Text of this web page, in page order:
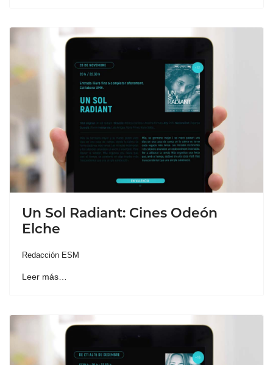
Un Sol Radiant: Cines Odeón
Elche
Redacción ESM
Leer más…